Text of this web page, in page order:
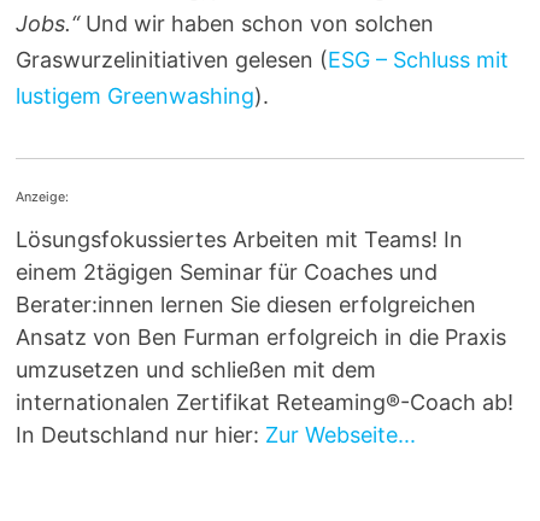
Jobs.“Und wir haben schon von solchen
Graswurzelinitiativen gelesen (ESG – Schluss mit
lustigem Greenwashing).
Anzeige:
Lösungsfokussiertes Arbeiten mit Teams! In
einem 2tägigen Seminar für Coaches und
Berater:innen lernen Sie diesen erfolgreichen
Ansatz von Ben Furman erfolgreich in die Praxis
umzusetzen und schließen mit dem
internationalen Zertifikat Reteaming®-Coach ab!
In Deutschland nur hier: Zur Webseite...